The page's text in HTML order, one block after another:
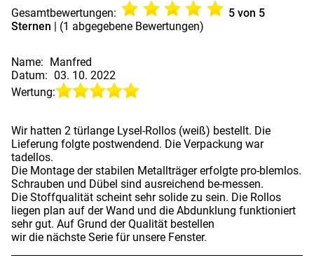
Gesamtbewertungen:
5von 5
Sternen
| (1 abgegebene Bewertungen)
Name:
Manfred
Datum: 03. 10. 2022
Wertung:
Wir hatten 2 türlange Lysel-Rollos (weiß) bestellt. Die
Lieferung folgte postwendend. Die Verpackung war
tadellos.
Die Montage der stabilen Metallträger erfolgte pro-blemlos.
Schrauben und Dübel sind ausreichend be-messen.
Die Stoffqualität scheint sehr solide zu sein. Die Rollos
liegen plan auf der Wand und die Abdunklung funktioniert
sehr gut. Auf Grund der Qualität bestellen
wir die nächste Serie für unsere Fenster.